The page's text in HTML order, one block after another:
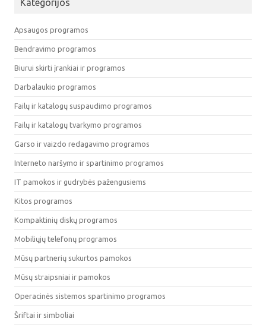
Kategorijos
Apsaugos programos
Bendravimo programos
Biurui skirti įrankiai ir programos
Darbalaukio programos
Failų ir katalogų suspaudimo programos
Failų ir katalogų tvarkymo programos
Garso ir vaizdo redagavimo programos
Interneto naršymo ir spartinimo programos
IT pamokos ir gudrybės pažengusiems
Kitos programos
Kompaktinių diskų programos
Mobiliųjų telefonų programos
Mūsų partnerių sukurtos pamokos
Mūsų straipsniai ir pamokos
Operacinės sistemos spartinimo programos
Šriftai ir simboliai